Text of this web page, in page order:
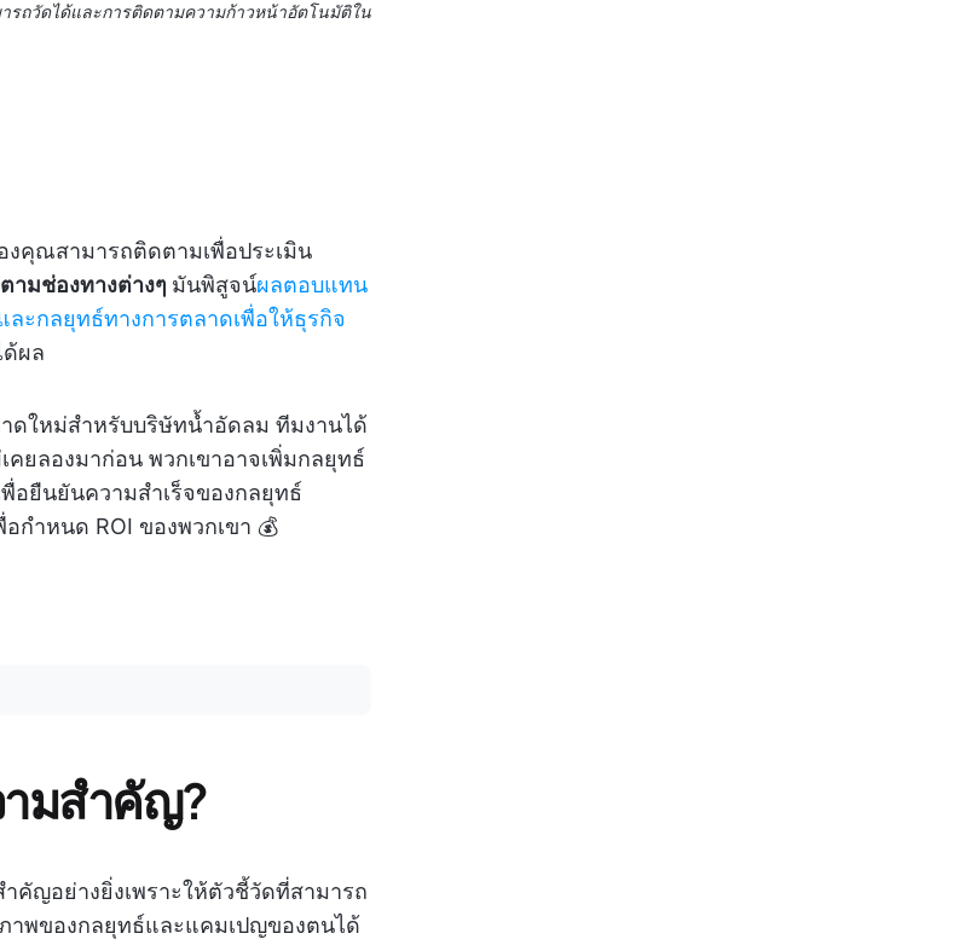
รถวัดได้และการติดตามความก้าวหน้าอัตโนมัติใน
คุณสามารถติดตามเพื่อประเมิน
ามช่องทางต่างๆ มันพิสูจน์ผลตอบแทน
ะกลยุทธ์ทางการตลาดเพื่อให้ธุรกิจ
ด้ผล
ดใหม่สำหรับบริษัทน้ำอัดลม ทีมงานได้
ยลองมาก่อน พวกเขาอาจเพิ่มกลยุทธ์
อยืนยันความสำเร็จของกลยุทธ์
กำหนด ROI ของพวกเขา 💰
ามสำคัญ?
คัญอย่างยิ่งเพราะให้ตัวชี้วัดที่สามารถ
าพของกลยุทธ์และแคมเปญของตนได้